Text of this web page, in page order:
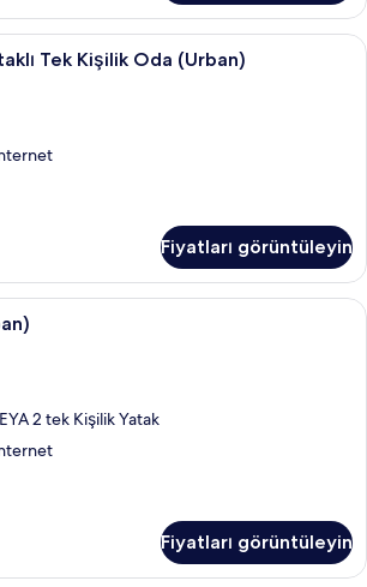
Odada kasa, masa, dizüstü bilgisayar
Tek Kişilik Oda (Urban)
Fiyatları görüntüleyin
Odada kasa, masa, dizüstü bilgisayar
2 tek Kişilik Yatak
Fiyatları görüntüleyin